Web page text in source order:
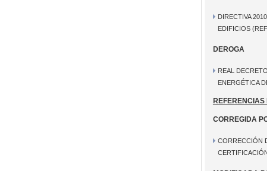
DIRECTIVA
EDIFICIOS
DEROGA
REAL
ENERGÉTICA
REFERENCIAS
CORREGIDA
CORRECCIÓN